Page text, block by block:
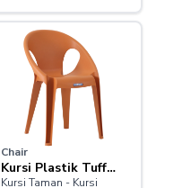
Chair
Kursi Plastik Tuff
Kursi Taman - Kursi